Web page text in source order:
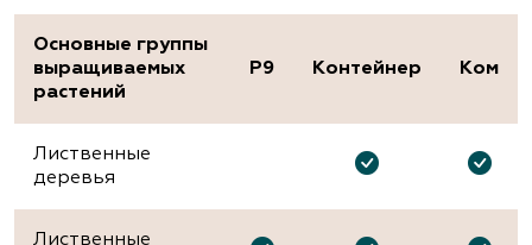
Основные группы
выращиваемых
растений
P9 Контейнер Ком
Лиственные
деревья
Лиственные